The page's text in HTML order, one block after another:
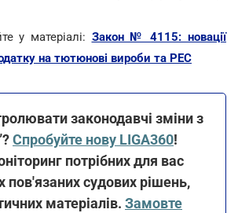
у матеріалі: Закон № 4115: новації
на тютюнові вироби та РЕС
законодавчі зміни з
Спробуйте нову LIGA360!
потрібних для вас
пов'язаних судових рішень,
матеріалів. Замовте